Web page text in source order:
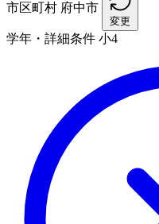
市区町村 府中市
変更
学年・詳細条件 小4